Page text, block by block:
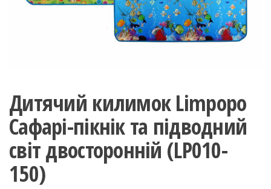
Дитячий килимок Limpopo
Сафарі-пікнік та підводний
світ двосторонній (LP010-
150)